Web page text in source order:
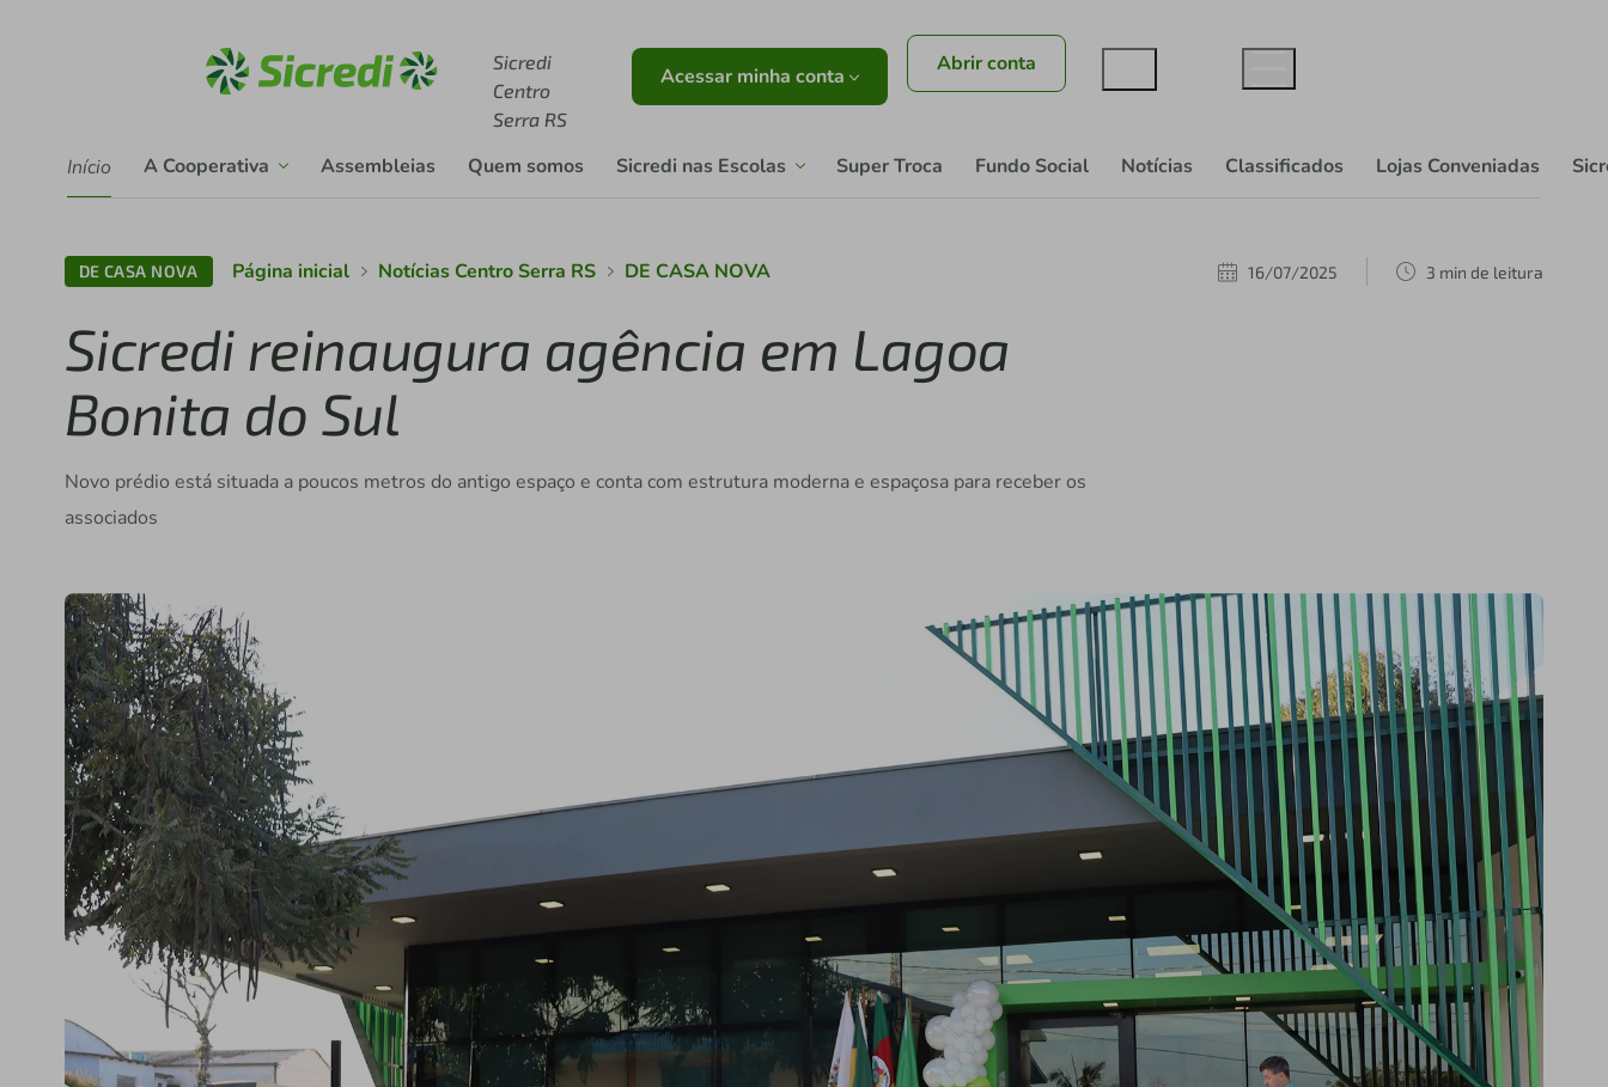
Sicredi
Centro
Serra RS
Acessar minha conta Abrir conta
Início A Cooperativa Assembleias Quem somos Sicredi nas Escolas Super Troca Fundo Social Notícias Classificados Lojas Conveniadas
DE CASA NOVA Página inicial Notícias Centro Serra RS DE CASA NOVA 16/07/2025 3 min de leitura
Sicredi reinaugura agência em Lagoa
Bonita do Sul
Novo prédio está situada a poucos metros do antigo espaço e conta com estrutura moderna e espaçosa para receber os
associados